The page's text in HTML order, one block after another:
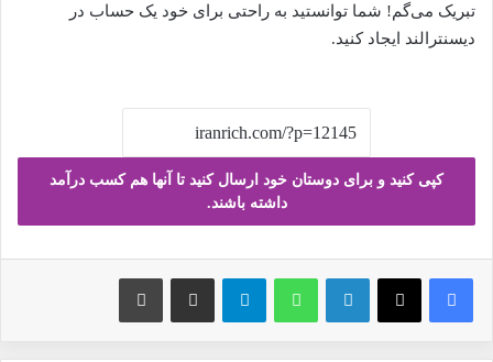
تبریک می‌گم! شما توانستید به راحتی برای خود یک حساب در
دیسنترالند ایجاد کنید.
کپی کنید و برای دوستان خود ارسال کنید تا آنها هم کسب درآمد
داشته باشند.
فیس بوک X لینکدین واتس آپ تلگرام ارسال ایمیل چاپ